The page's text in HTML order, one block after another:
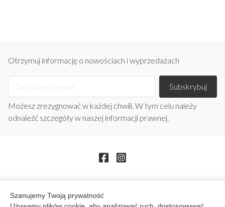
Otrzymuj informację o nowościach i wyprzedażach
Możesz zrezygnować w każdej chwili. W tym celu należy
odnaleźć szczegóły w naszej informacji prawnej.
Produkty
Szanujemy Twoją prywatność